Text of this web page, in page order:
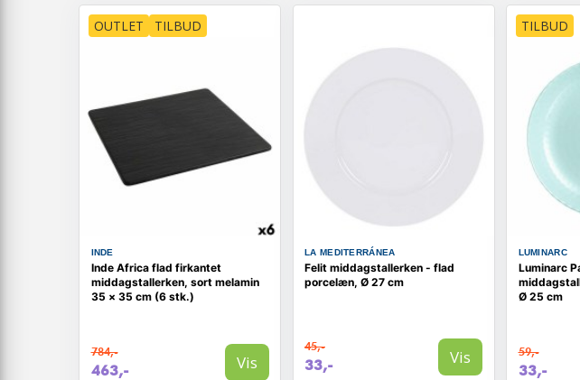
OUTLET TILBUD
INDE
Inde Africa flad firkantet
middagstallerken, sort melamin
35 × 35 cm (6 stk.)
784,-
463,- Vis
LA MEDITERRÁNEA
Felit middagstallerken - flad
porcelæn, Ø 27 cm
45,-
33,- Vis
TILBUD
LUMINARC
Luminarc
Ø 25 cm
59,-
33,-